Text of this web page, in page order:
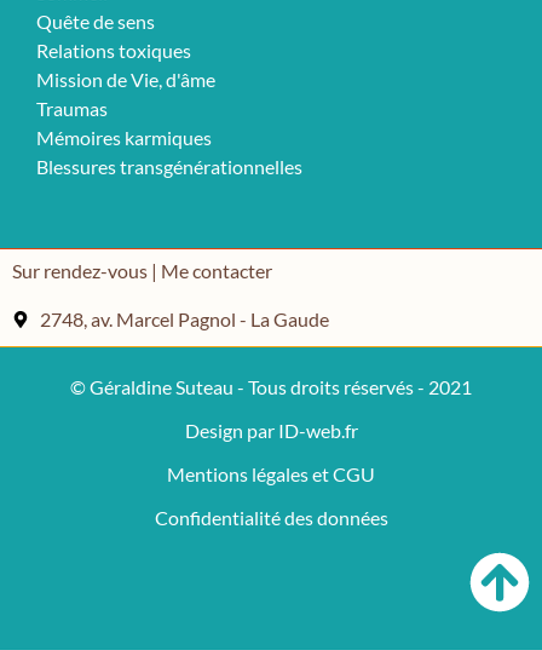
Quête de sens
Relations toxiques
Mission de Vie, d'âme
Traumas
Mémoires karmiques
Blessures transgénérationnelles
Sur rendez-vous | Me contacter
2748, av. Marcel Pagnol - La Gaude
© Géraldine Suteau - Tous droits réservés - 2021
Design par ID-web.fr
Mentions légales et CGU
Confidentialité des données